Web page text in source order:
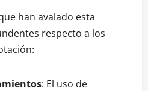
han avalado esta
respecto a los
: El uso de